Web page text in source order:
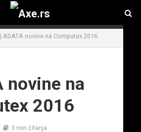
ADATA novine na Computex 2016
novine na
2016
3 min čitanja